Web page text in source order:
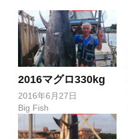
2016マグロ330kg
2016年6月27日
Big Fish